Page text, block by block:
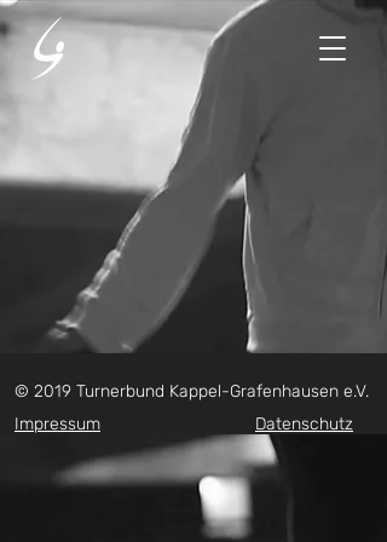
© 2019 Turnerbund Kappel-Grafenhausen e.V.
Impressum
Datenschutz